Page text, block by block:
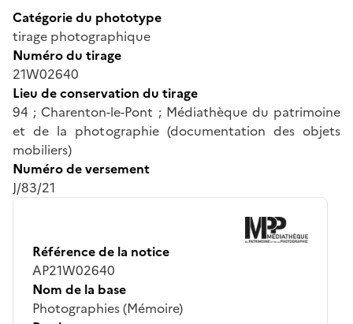
Catégorie du phototype
tirage photographique
Numéro du tirage
21W02640
Lieu de conservation du tirage
94 ; Charenton-le-Pont ; Médiathèque du patrimoine
et de la photographie (documentation des objets
mobiliers)
Numéro de versement
J/83/21
Référence de la notice
AP21W02640
Nom de la base
Photographies (Mémoire)